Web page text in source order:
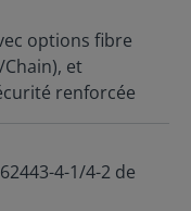
options fibre
et
renforcée
4-1/4-2 de